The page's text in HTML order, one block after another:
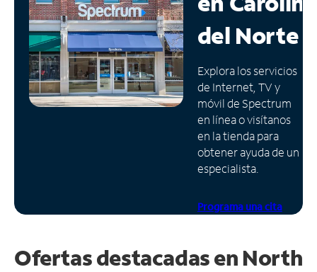
Administrar
cuenta
Encuentra
una
tienda
del Norte
Explora los servicios
de Internet, TV y
móvil de Spectrum
en línea o visítanos
en la tienda para
obtener ayuda de un
especialista.
Programa una cita
Ofertas destacadas en North